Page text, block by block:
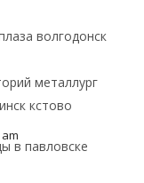
волгодонск
металлург
кстово
в павловске